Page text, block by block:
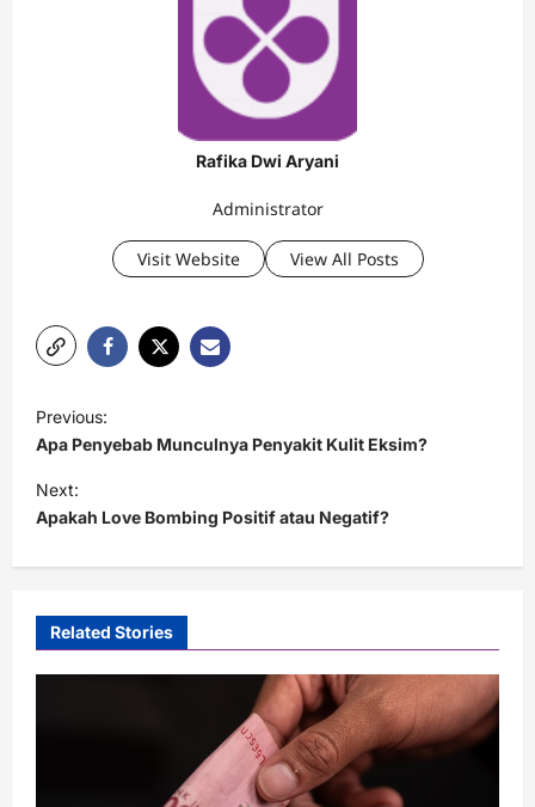
Rafika Dwi Aryani
Administrator
Visit Website View All Posts
P
o
s
t
v
Previous:
Apa Penyebab Munculnya Penyakit Kulit Eksim?
Next:
Apakah Love Bombing Positif atau Negatif?
Related Stories